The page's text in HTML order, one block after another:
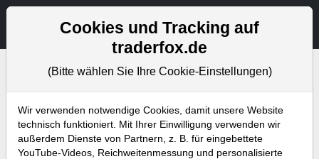
Aktien- und Artikelsuche
Bevorstehende Webinare Alle Aufzeichnungen
Cookies und Tracking auf
traderfox.de
(Bitte wählen Sie Ihre Cookie-Einstellungen)
Wir verwenden notwendige Cookies, damit unsere Website
technisch funktioniert. Mit Ihrer Einwilligung verwenden wir
außerdem Dienste von Partnern, z. B. für eingebettete
YouTube-Videos, Reichweitenmessung und personalisierte